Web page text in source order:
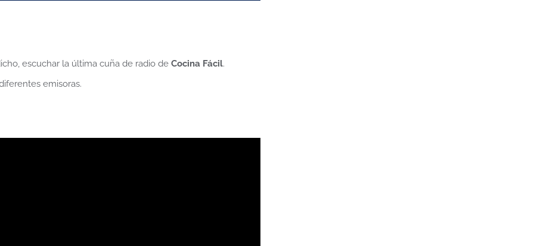
escuchar la última cuña de radio de Cocina Fácil.
emisoras.